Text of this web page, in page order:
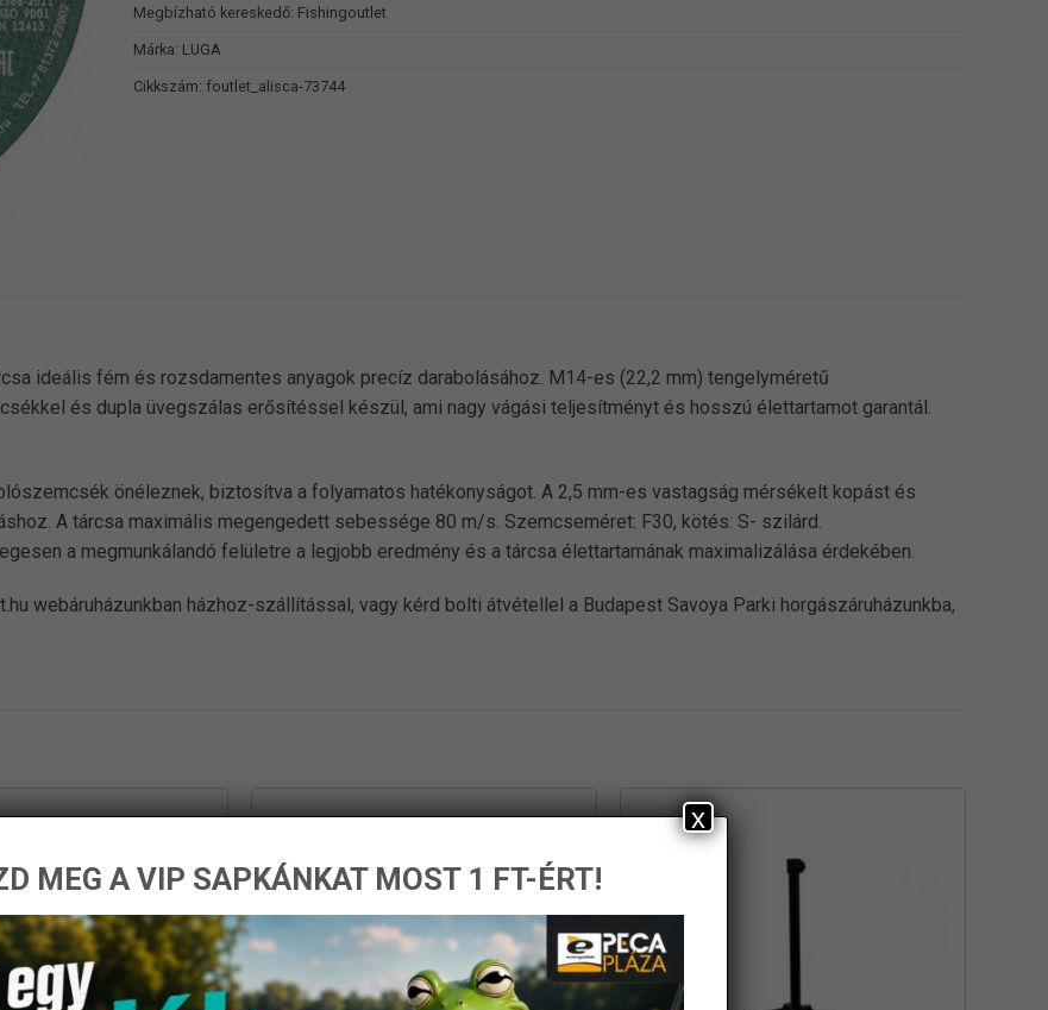
Megbízható kereskedő: Fishingoutlet
Márka: LUGA
Cikkszám: foutlet_alisca-73744
ideális fém és rozsdamentes anyagok precíz darabolásához. M14-es (22,2 mm) tengelyméretű
és dupla üvegszálas erősítéssel készül, ami nagy vágási teljesítményt és hosszú élettartamot garantál.
önéleznek, biztosítva a folyamatos hatékonyságot. A 2,5 mm-es vastagság mérsékelt kopást és
A tárcsa maximális megengedett sebessége 80 m/s. Szemcseméret: F30, kötés: S- szilárd.
a megmunkálandó felületre a legjobb eredmény és a tárcsa élettartamának maximalizálása érdekében.
webáruházunkban házhoz-szállítással, vagy kérd bolti átvétellel a Budapest Savoya Parki horgászáruházunkba,
MEG A VIP SAPKÁNKAT MOST 1 FT-ÉRT!
x